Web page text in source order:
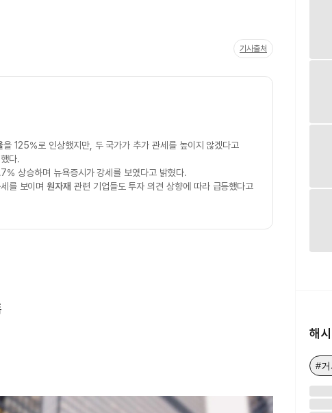
기사출처
을 125%로 인상했지만, 두 국가가 추가 관세를 높이지 않겠다고
다.
상승하며 뉴욕증시가 강세를 보였다고 밝혔다.
세를 보이며원자재 관련 기업들도 투자 의견 상향에 따라 급등했다고
해
#거